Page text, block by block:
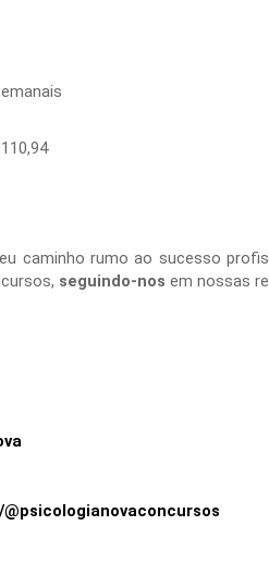
caminho rumo ao sucesso
seguindo-nos em nossas